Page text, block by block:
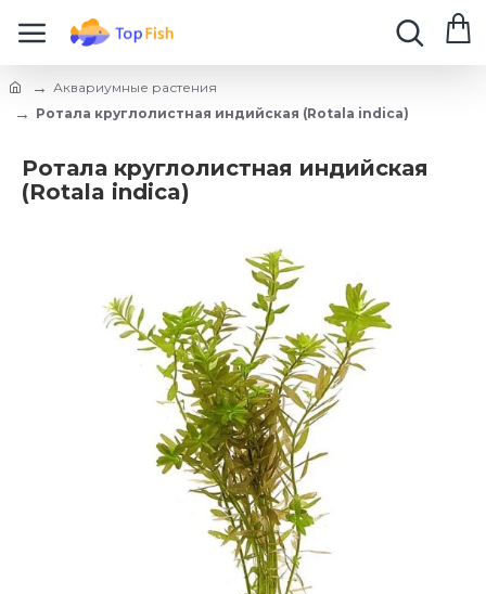
Аквариумные растения
Ротала круглолистная индийская (Rotala indica)
Ротала круглолистная индийская
(Rotala indica)